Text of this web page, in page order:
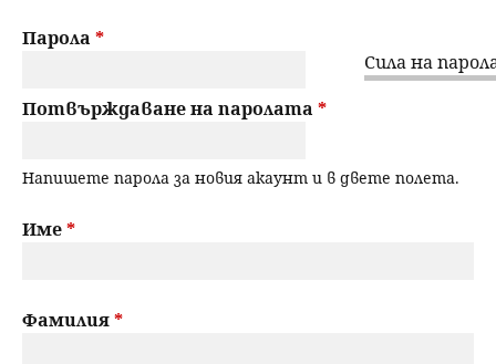
b
Сила на
Парола *
Потвърждаване на паролата *
Напишете парола за новия акаунт и в двете полета.
Име*
Фамилия*